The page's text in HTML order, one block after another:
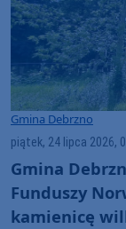
Gmina Debrzno
piątek, 24 lipca 2026,
Gmina
Funduszy
kamienicę